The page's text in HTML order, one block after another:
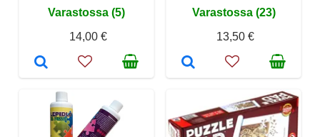
Varastossa (5)
14,00 €
Varastossa (23)
13,50 €